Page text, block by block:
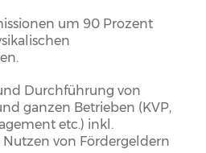
um 90 Prozent
Durchführung von
ganzen Betrieben (KVP,
etc.) inkl.
von Fördergeldern